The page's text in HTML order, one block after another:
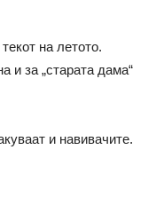
на летото.
и за „старата дама“
и навивачите.